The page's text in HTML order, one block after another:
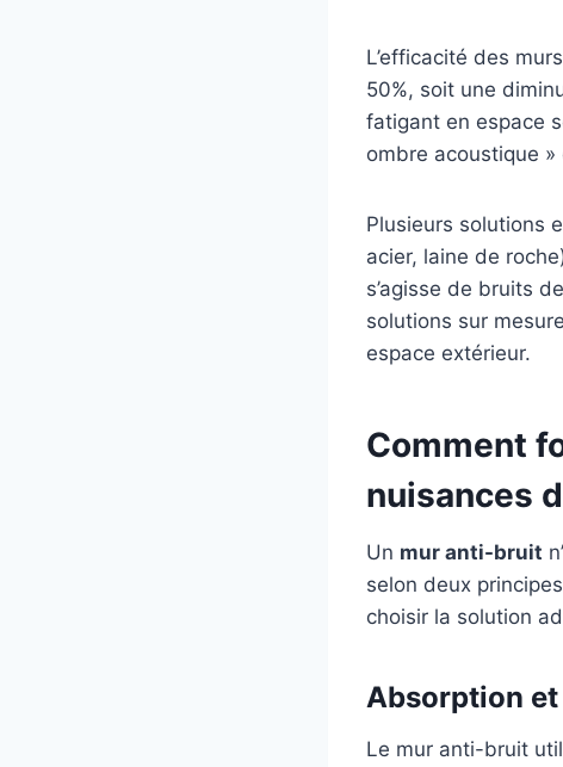
L’efficacité des
50%, soit une
fatigant en espace
ombre acoustique
Plusieurs solutions
acier, laine de
s’agisse de bruits
solutions sur
espace extérieur.
Comment
nuisances
Un mur anti-bruit
selon deux
choisir la solution
Absorption
Le mur anti-bruit